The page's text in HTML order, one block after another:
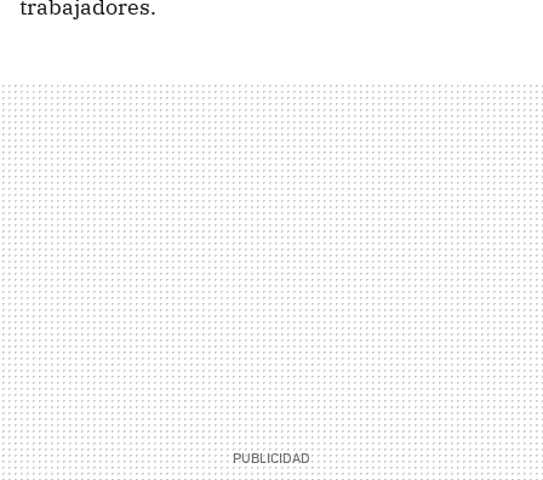
trabajadores.